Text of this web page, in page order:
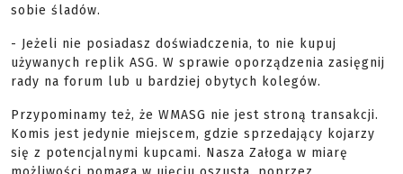
sobie śladów.
- Jeżeli nie posiadasz doświadczenia, to nie kupuj
używanych replik ASG. W sprawie oporządzenia zasięgnij
rady na forum lub u bardziej obytych kolegów.
Przypominamy też, że WMASG nie jest stroną transakcji.
Komis jest jedynie miejscem, gdzie sprzedający kojarzy
się z potencjalnymi kupcami. Nasza Załoga w miarę